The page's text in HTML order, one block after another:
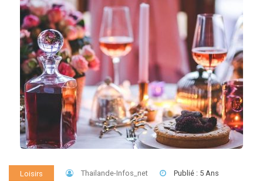
Loisirs Thailande-Infos_net Publié : 5 Ans